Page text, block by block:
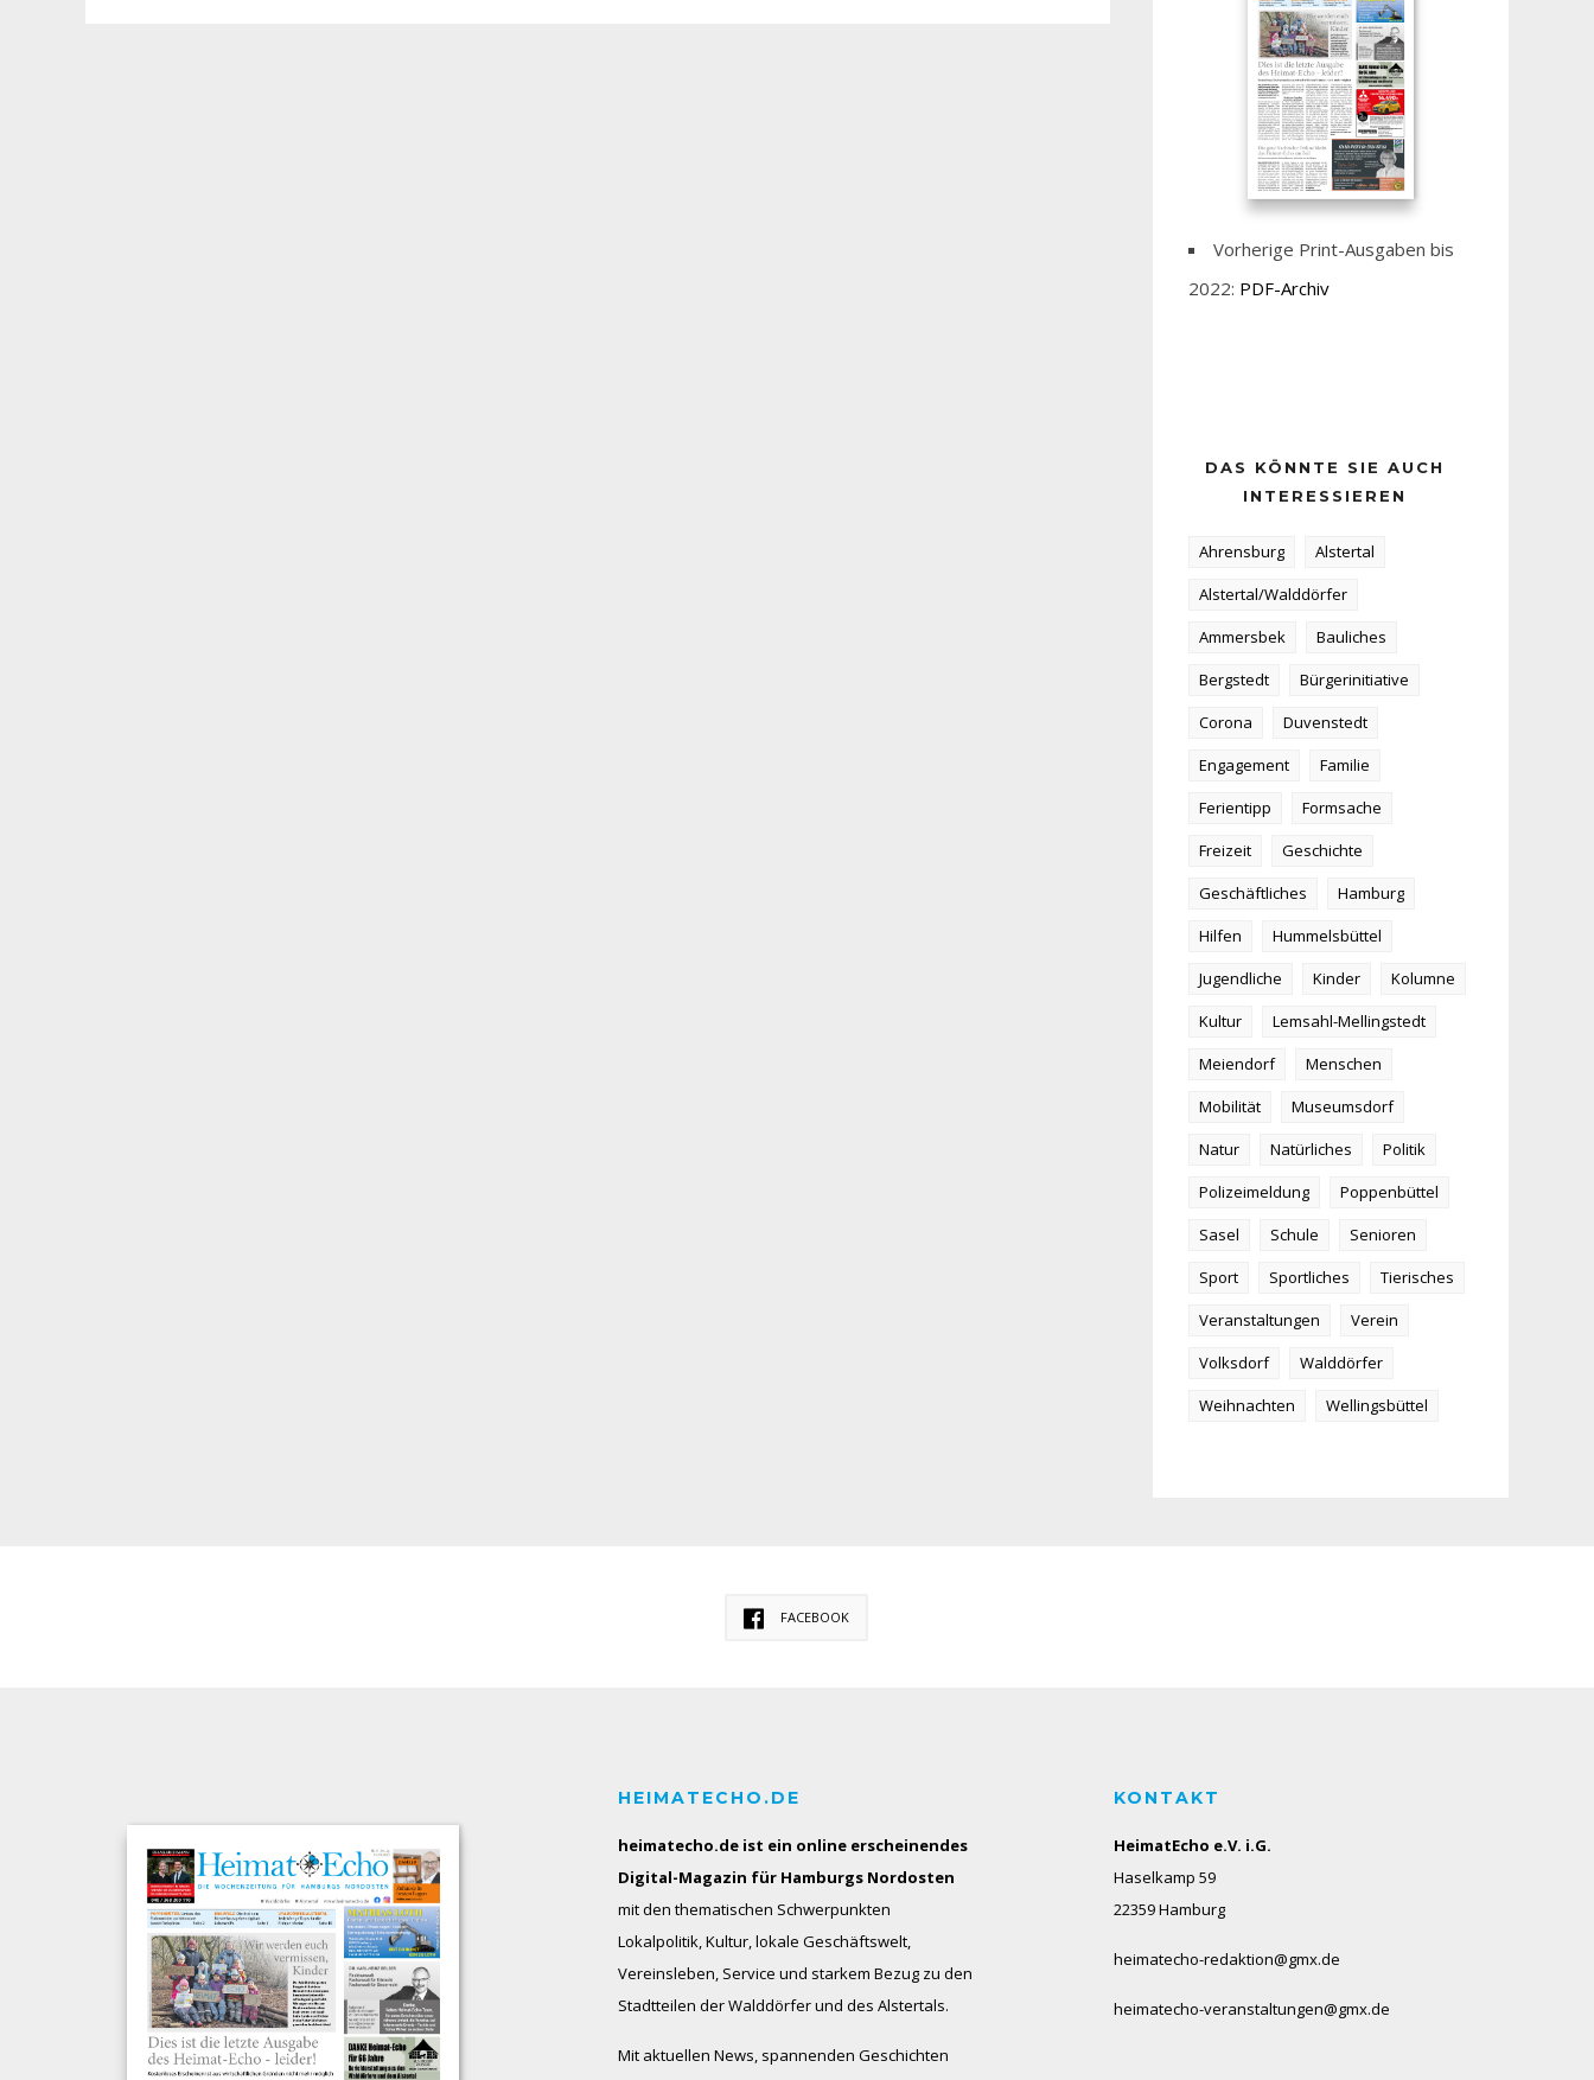
Vorherige Print-Ausgaben bis
2022: PDF-Archiv
DAS KÖNNTE SIE AUCH
INTERESSIEREN
Ahrensburg
Alstertal
Alstertal/Walddörfer
Ammersbek
Bauliches
Bergstedt
Bürgerinitiative
Corona
Duvenstedt
Engagement
Familie
Ferientipp
Formsache
Freizeit
Geschichte
Geschäftliches
Hamburg
Hilfen
Hummelsbüttel
Jugendliche
Kinder
Kolumne
Kultur
Lemsahl-Mellingstedt
Meiendorf
Menschen
Mobilität
Museumsdorf
Natur
Natürliches
Politik
Polizeimeldung
Poppenbüttel
Sasel
Schule
Senioren
Sport
Sportliches
Tierisches
Veranstaltungen
Verein
Volksdorf
Walddörfer
Weihnachten
Wellingsbüttel
FACEBOOK
HEIMATECHO.DE
heimatecho.de ist ein online erscheinendes
Digital-Magazin für Hamburgs Nordosten
mit den thematischen Schwerpunkten
Lokalpolitik, Kultur, lokale Geschäftswelt,
Vereinsleben, Service und starkem Bezug zu den
Stadtteilen der Walddörfer und des Alstertals.
Mit aktuellen News, spannenden Geschichten
KONTAKT
HeimatEcho e.V. i.G.
Haselkamp 59
22359 Hamburg
heimatecho-redaktion@gmx.de
heimatecho-veranstaltungen@gmx.de